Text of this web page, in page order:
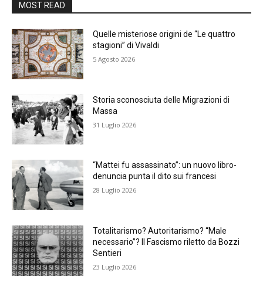
MOST READ
Quelle misteriose origini de “Le quattro
stagioni” di Vivaldi
5 Agosto 2026
Storia sconosciuta delle Migrazioni di
Massa
31 Luglio 2026
“Mattei fu assassinato”: un nuovo libro-
denuncia punta il dito sui francesi
28 Luglio 2026
Totalitarismo? Autoritarismo? “Male
necessario”? Il Fascismo riletto da Bozzi
Sentieri
23 Luglio 2026